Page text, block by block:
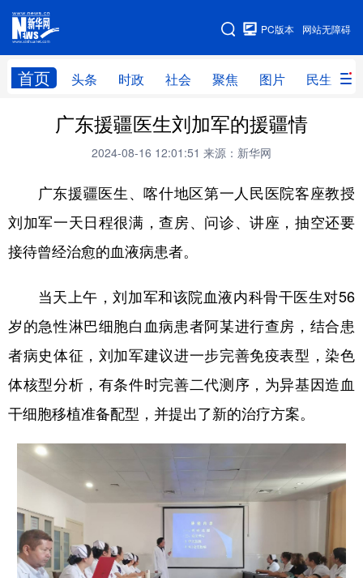
网站无障碍
PC版本
首页 头条 时政 社会 聚焦 图片 民生
网站地图
头条 时政 社会 聚焦
民生 访谈
访惠聚 专题 服务 援疆
云游新疆 云端悦读 云看书画 光影新疆
人事频道 融媒体联播
地方频道
北京 天津 河北 山西
辽宁 吉林 上海 江苏
浙江 安徽 福建 江西
山东 湖北
广东 重庆
四川 云南
陕西 甘肃 青海 宁夏
广东援疆医生刘加军的援疆情
2024-08-16 12:01:51 来源：新华网
广东援疆医生、喀什地区第一人民医院客座教授
刘加军一天日程很满，查房、问诊、讲座，抽空还要
接待曾经治愈的血液病患者。
当天上午，刘加军和该院血液内科骨干医生对56
岁的急性淋巴细胞白血病患者阿某进行查房，结合患
者病史体征，刘加军建议进一步完善免疫表型，染色
体核型分析，有条件时完善二代测序，为异基因造血
干细胞移植准备配型，并提出了新的治疗方案。